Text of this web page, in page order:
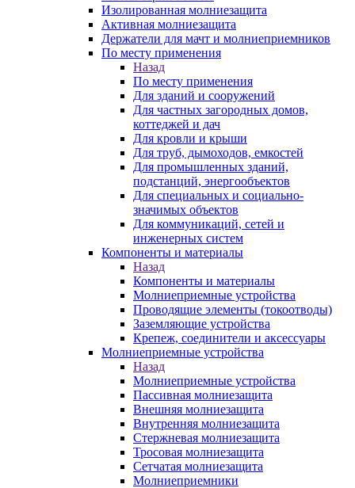
Изолированная молниезащита
Активная молниезащита
Держатели для мачт и молниеприемников
По месту применения
Назад
По месту применения
Для зданий и сооружений
Для частных загородных домов,
коттеджей и дач
Для кровли и крыши
Для труб, дымоходов, емкостей
Для промышленных зданий,
подстанций, энергообъектов
Для специальных и социально-
значимых объектов
Для коммуникаций, сетей и
инженерных систем
Компоненты и материалы
Назад
Компоненты и материалы
Молниеприемные устройства
Проводящие элементы (токоотводы)
Заземляющие устройства
Крепеж, соединители и аксессуары
Молниеприемные устройства
Назад
Молниеприемные устройства
Пассивная молниезащита
Внешняя молниезащита
Внутренняя молниезащита
Стержневая молниезащита
Тросовая молниезащита
Сетчатая молниезащита
Молниеприемники